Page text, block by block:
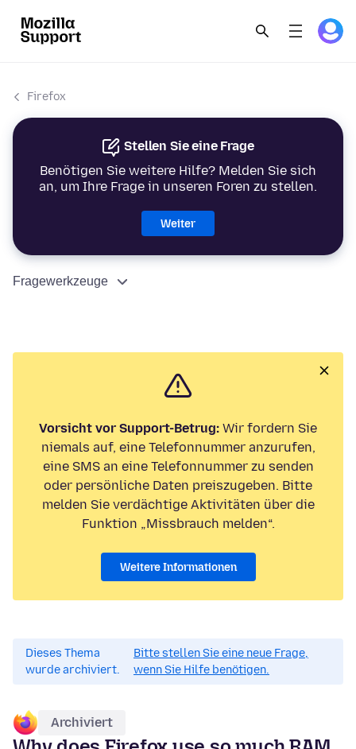
Firefox
Stellen Sie eine Frage
Benötigen Sie weitere Hilfe? Melden Sie sich
an, um Ihre Frage in unseren Foren zu stellen.
Weiter
Fragewerkzeuge
Vorsicht vor Support-Betrug: Wir fordern Sie
niemals auf, eine Telefonnummer anzurufen,
eine SMS an eine Telefonnummer zu senden
oder persönliche Daten preiszugeben. Bitte
melden Sie verdächtige Aktivitäten über die
Funktion „Missbrauch melden“.
Weitere Informationen
Dieses Thema
wurde archiviert.
Bitte stellen Sie eine neue Frage,
wenn Sie Hilfe benötigen.
Archiviert